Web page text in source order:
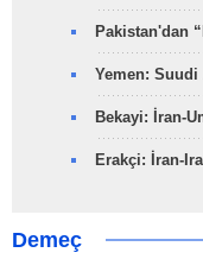
Pakistan'dan
Yemen:
Bekayi: İran-
Erakçi: İran-
Demeç